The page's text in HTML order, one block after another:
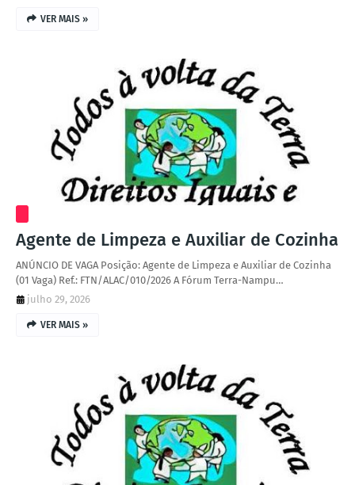
VER MAIS »
Agente de Limpeza e Auxiliar de Cozinha
ANÚNCIO DE VAGA Posição: Agente de Limpeza e Auxiliar de Cozinha
(01 Vaga) Ref.: FTN/ALAC/010/2026 A Fórum Terra-Nampu…
julho 29, 2026
VER MAIS »